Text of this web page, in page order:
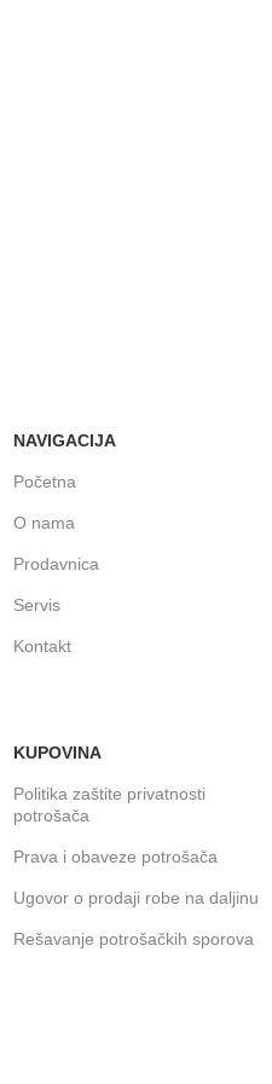
NAVIGACIJA
Početna
O nama
Prodavnica
Servis
Kontakt
KUPOVINA
Politika zaštite privatnosti
potrošača
Prava i obaveze potrošača
Ugovor o prodaji robe na daljinu
Rešavanje potrošačkih sporova